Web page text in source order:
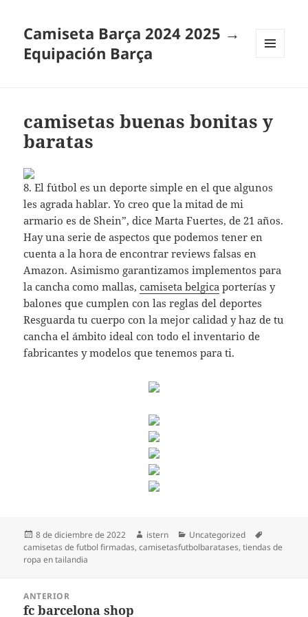
Camiseta Barça 2024 2025 →
Equipación Barça
camisetas buenas bonitas y
baratas
8. El fútbol es un deporte simple en el que algunos
les agrada hablar. Yo creo que la mitad de mi
armario es de Shein”, dice Marta Fuertes, de 21 años.
Hay una serie de aspectos que podemos tener en
cuenta a la hora de encontrar reviews falsas en
Amazon. Asimismo garantizamos implementos para
la cancha como mallas,camiseta belgica porterías y
balones que cumplen con las reglas del deportes
Resguarda tu cuerpo con la mejor calidad y haz de tu
cancha el ámbito ideal con todo el inventario de
fabricantes y modelos que tenemos para ti.
Publicado
el
8 de diciembre de 2022 Autor
istern Categorías
Uncategorized
camisetas de futbol firmadas,camisetasfutbolbaratases,tiendas de
ropa en tailandia
ANTERIOR
Entrada
fc barcelona shop